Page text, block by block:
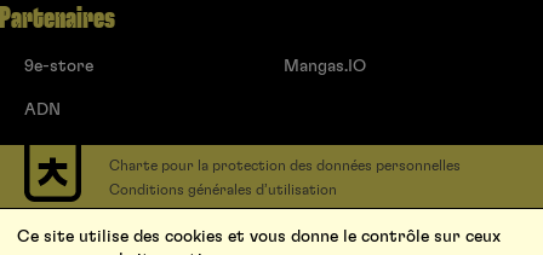
Partenaires
9e-store
ADN
Mangas.IO
Charte pour la protection des données personnelles
Conditions générales d’utilisation
Contact
Soumettre un projet
Ce site utilise des cookies et vous donne le contrôle sur ceux